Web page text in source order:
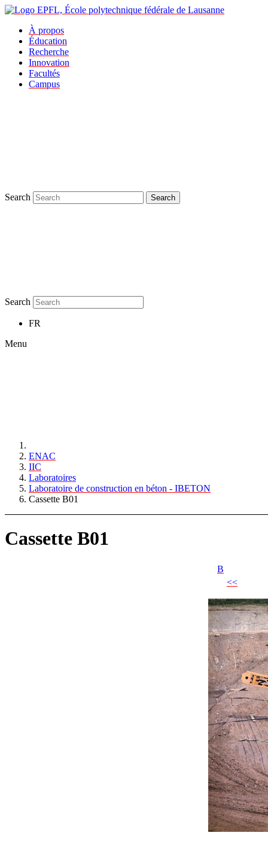
À propos
Éducation
Recherche
Innovation
Facultés
Campus
Search Search
Search
FR
Menu
ENAC
IIC
Laboratoires
Laboratoire de construction en béton - IBETON
Cassette B01
Cassette B01
B
<<